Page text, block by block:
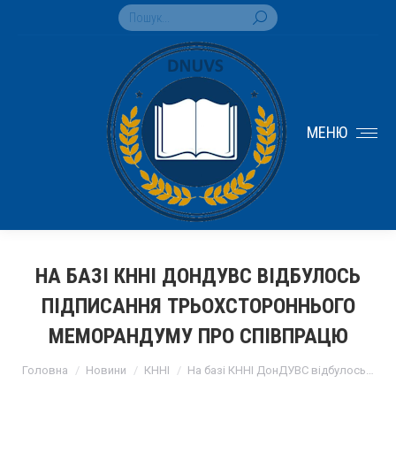
Search:
МЕНЮ
НА БАЗІ КННІ ДОНДУВС ВІДБУЛОСЬ
ПІДПИСАННЯ ТРЬОХСТОРОННЬОГО
МЕМОРАНДУМУ ПРО СПІВПРАЦЮ
Головна Новини КННІ На базі КННІ ДонДУВС відбулось…